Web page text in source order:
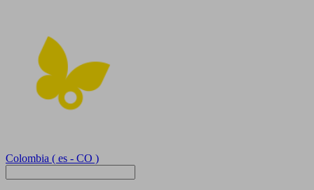
Colombia ( es - CO )